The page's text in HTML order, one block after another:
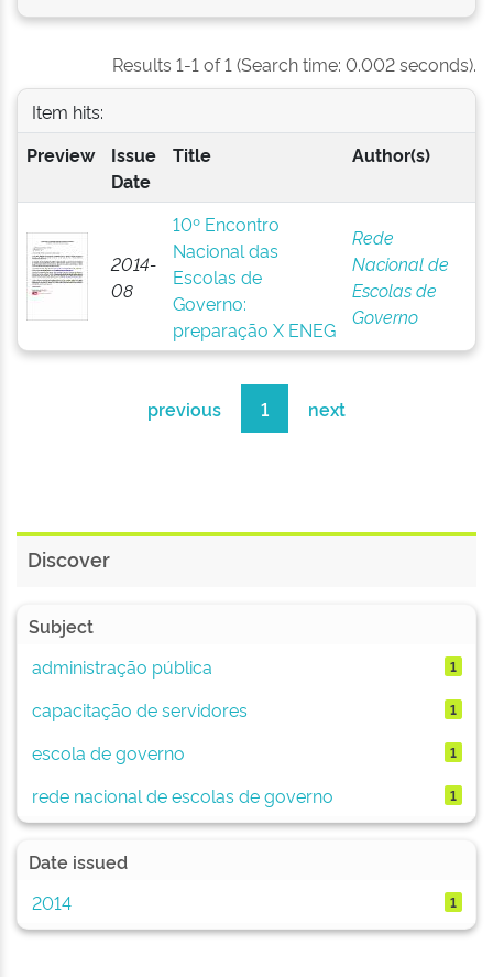
Results 1-1 of 1 (Search time: 0.002 seconds).
Item hits:
Preview
Issue
Date
Title Author(s)
2014-
08
10º Encontro
Nacional das
Escolas de
Governo:
preparação X ENEG
Rede
Nacional de
Escolas de
Governo
previous 1 next
Discover
Subject
administração pública
1
capacitação de servidores 1
escola de governo 1
rede nacional de escolas de governo 1
Date issued
2014
1